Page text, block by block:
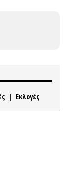
| Εκλογές